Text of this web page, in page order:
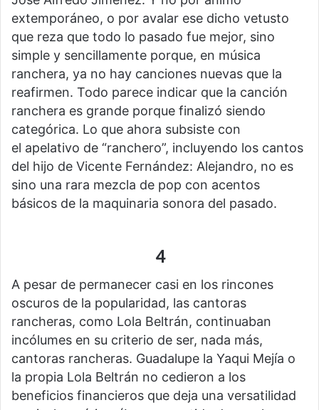
extemporáneo, o por avalar ese dicho vetusto
que reza que todo lo pasado fue mejor, sino
simple y sencillamente porque, en música
ranchera, ya no hay canciones nuevas que la
reafirmen. Todo parece indicar que la canción
ranchera es grande porque finalizó siendo
categórica. Lo que ahora subsiste con
el apelativo de “ranchero”, incluyendo los cantos
del hijo de Vicente Fernández: Alejandro, no es
sino una rara mezcla de pop con acentos
básicos de la maquinaria sonora del pasado.
4
A pesar de permanecer casi en los rincones
oscuros de la popularidad, las cantoras
rancheras, como Lola Beltrán, continuaban
incólumes en su criterio de ser, nada más,
cantoras rancheras. Guadalupe la Yaqui Mejía o
la propia Lola Beltrán no cedieron a los
beneficios financieros que deja una versatilidad